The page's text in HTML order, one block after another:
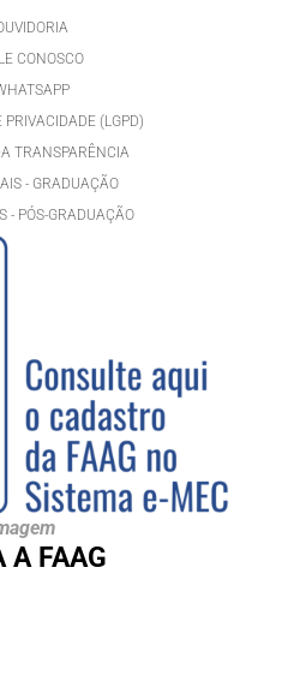
CONOSCO
PRIVACIDADE (LGPD)
TRANSPARÊNCIA
- GRADUAÇÃO
- PÓS-GRADUAÇÃO
A FAAG